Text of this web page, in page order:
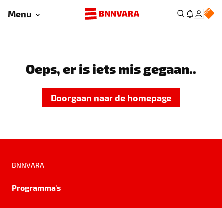
Menu
Oeps, er is iets mis gegaan..
Doorgaan naar de homepage
BNNVARA
Programma's